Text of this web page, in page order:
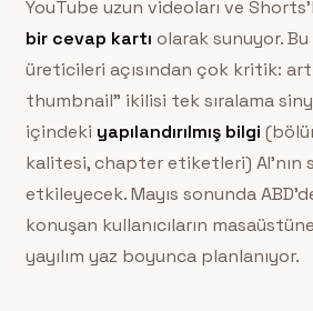
YouTube uzun videoları ve
bir cevap kartı olarak sunuyor.
üreticileri açısından çok kritik:
thumbnail” ikilisi tek sıralama
içindeki yapılandırılmış bilgi
kalitesi, chapter etiketleri) AI’nın
etkileyecek. Mayıs sonunda
konuşan kullanıcıların
yayılım yaz boyunca planlanıyor.